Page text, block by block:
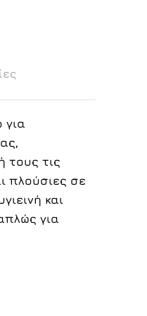
για
τους τις
πλούσιες σε
και
για